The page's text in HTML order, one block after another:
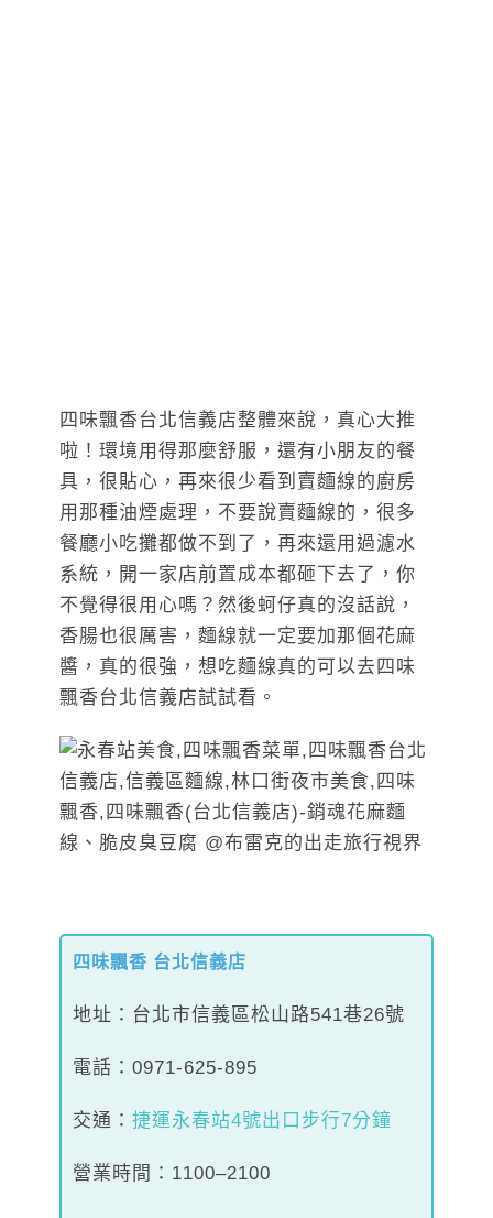
四味飄香台北信義店整體來說，真心大推
啦！環境用得那麼舒服，還有小朋友的餐
具，很貼心，再來很少看到賣麵線的廚房
用那種油煙處理，不要說賣麵線的，很多
餐廳小吃攤都做不到了，再來還用過濾水
系統，開一家店前置成本都砸下去了，你
不覺得很用心嗎？然後蚵仔真的沒話說，
香腸也很厲害，麵線就一定要加那個花麻
醬，真的很強，想吃麵線真的可以去四味
飄香台北信義店試試看。
四味飄香 台北信義店
地址：台北市信義區松山路541巷26號
電話：0971-625-895
交通 ： 捷運永春站4號出口步行7分鐘
營業時間：1100–2100